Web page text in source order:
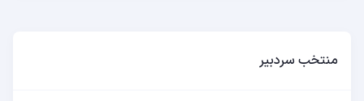
منتخب سردبیر